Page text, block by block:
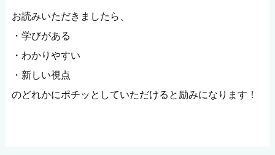
お読みいただきましたら、
・学びがある
・わかりやすい
・新しい視点
のどれかにポチッとしていただけると励みになります！